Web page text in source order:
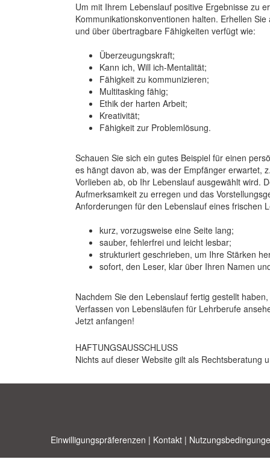
Um mit Ihrem Lebenslauf positive Ergebnisse zu
Kommunikationskonventionen halten. Erhellen
und über übertragbare Fähigkeiten verfügt wie:
Überzeugungskraft;
Kann ich, Will ich-Mentalität;
Fähigkeit zu kommunizieren;
Multitasking fähig;
Ethik der harten Arbeit;
Kreativität;
Fähigkeit zur Problemlösung.
Schauen Sie sich ein gutes Beispiel für einen
es hängt davon ab, was der Empfänger erwartet,
Vorlieben ab, ob Ihr Lebenslauf ausgewählt wird.
Aufmerksamkeit zu erregen und das
Anforderungen für den Lebenslauf eines frischen
kurz, vorzugsweise eine Seite lang;
sauber, fehlerfrei und leicht lesbar;
strukturiert geschrieben, um Ihre Stärken
sofort, den Leser, klar über Ihren Namen
Nachdem Sie den Lebenslauf fertig gestellt
Verfassen von Lebensläufen für Lehrberufe
Jetzt anfangen!
HAFTUNGSAUSSCHLUSS
Nichts auf dieser Website gilt als Rechtsberatung
Einwilligungspräferenzen | Kontakt |